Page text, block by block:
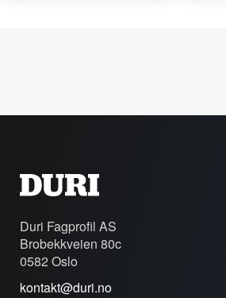
Duri Fagprofil AS
Brobekkveien 80c
0582 Oslo
kontakt@duri.no